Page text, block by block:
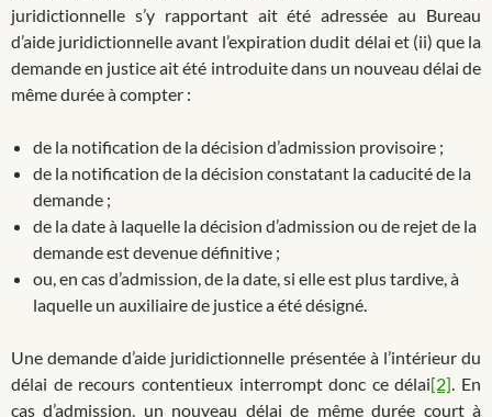
juridictionnelle s’y rapportant ait été adressée au Bureau
d’aide juridictionnelle avant l’expiration dudit délai et (ii) que la
demande en justice ait été introduite dans un nouveau délai de
même durée à compter :
de la notification de la décision d’admission provisoire ;
de la notification de la décision constatant la caducité de la
demande ;
de la date à laquelle la décision d’admission ou de rejet de la
demande est devenue définitive ;
ou, en cas d’admission, de la date, si elle est plus tardive, à
laquelle un auxiliaire de justice a été désigné.
Une demande d’aide juridictionnelle présentée à l’intérieur du
délai de recours contentieux interrompt donc ce délai[2]. En
cas d’admission, un nouveau délai de même durée court à